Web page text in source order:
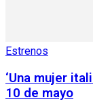
Estrenos
‘Una mujer
10 de mayo